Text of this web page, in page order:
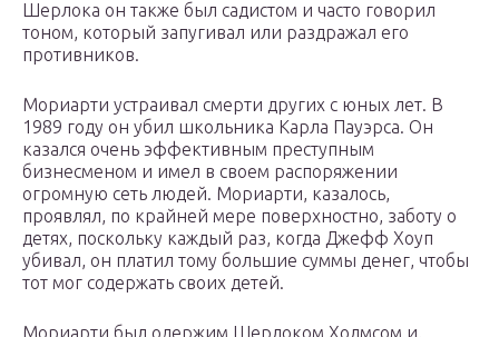
Шерлока он также был садистом и часто говорил
тоном, который запугивал или раздражал его
противников.
Мориарти устраивал смерти других с юных лет. В
1989 году он убил школьника Карла Пауэрса. Он
казался очень эффективным преступным
бизнесменом и имел в своем распоряжении
огромную сеть людей. Мориарти, казалось,
проявлял, по крайней мере поверхностно, заботу о
детях, поскольку каждый раз, когда Джефф Хоуп
убивал, он платил тому большие суммы денег, чтобы
тот мог содержать своих детей.
Мориарти был одержим Шерлоком Холмсом и,